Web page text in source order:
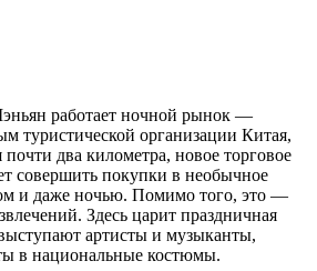
работает ночной рынок —
туристической организации Китая,
два километра, новое торговое
совершить покупки в необычное
и даже ночью. Помимо того, это —
Здесь царит праздничная
артисты и музыканты,
в национальные костюмы.